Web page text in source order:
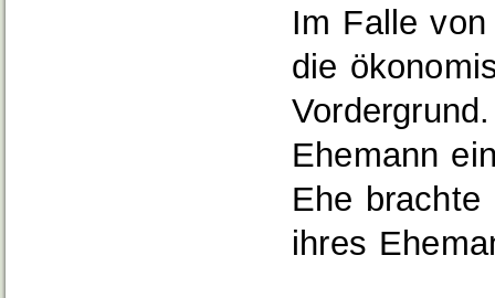
Im Falle
die
Ehemann
Ehe brachte
ihres